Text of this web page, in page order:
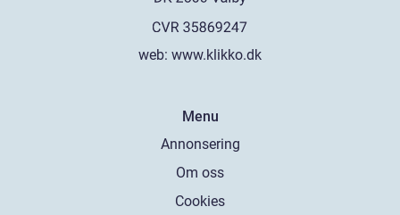
web: www.klikko.dk
Menu
Annonsering
Om oss
Cookies